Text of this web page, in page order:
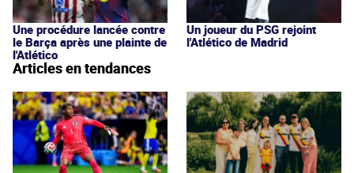
Une procédure lancée contre
le Barça après une plainte de
l'Atlético
Un joueur du PSG rejoint
l'Atlético de Madrid
Articles en tendances